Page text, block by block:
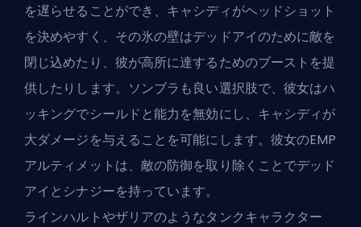
を遅らせることができ、キャシディがヘッドショット
を決めやすく、その氷の壁はデッドアイのために敵を
閉じ込めたり、彼が高所に達するためのブーストを提
供したりします。ソンブラも良い選択肢で、彼女はハ
ッキングでシールドと能力を無効にし、キャシディが
大ダメージを与えることを可能にします。彼女のEMP
アルティメットは、敵の防御を取り除くことでデッド
アイとシナジーを持っています。
ラインハルトやザリアのようなタンクキャラクター